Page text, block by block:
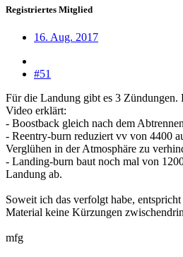
Registriertes Mitglied
16. Aug. 2017
#51
Für die Landung gibt es 3
Video erklärt:
- Boostback gleich nach dem
- Reentry-burn reduziert vv von 4400
Verglühen in der Atmosphäre zu
- Landing-burn baut noch mal von
Landung ab.
Soweit ich das verfolgt habe,
Material keine Kürzungen
mfg